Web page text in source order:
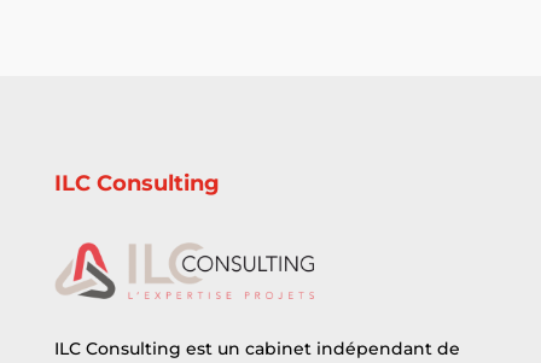
ILC Consulting
ILC Consulting est un cabinet indépendant de